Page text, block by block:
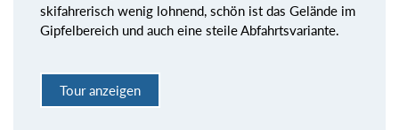
skifahrerisch wenig lohnend, schön ist das Gelände im
Gipfelbereich und auch eine steile Abfahrtsvariante.
Tour anzeigen